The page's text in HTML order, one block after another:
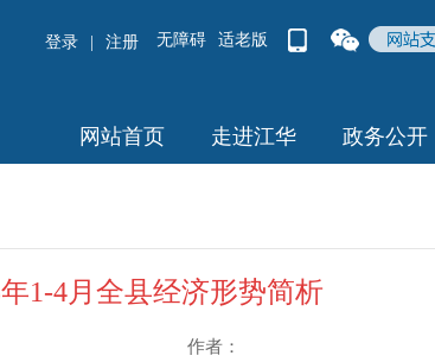
无障碍 适老版
登录 注册
网站首页 走进江华 政务公开
年1-4月全县经济形势简析
作者：